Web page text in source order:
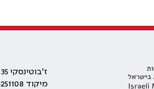
ז'בוטינסקי 35 רמת גן, בניין התאומים 2
מיקוד 5251108